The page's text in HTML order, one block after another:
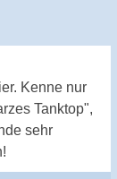
Kenne nur
Tanktop",
sehr